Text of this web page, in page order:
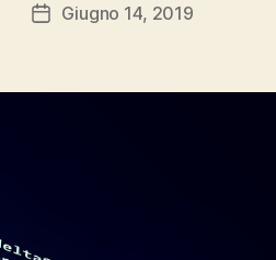
DataGiugno 14, 2019